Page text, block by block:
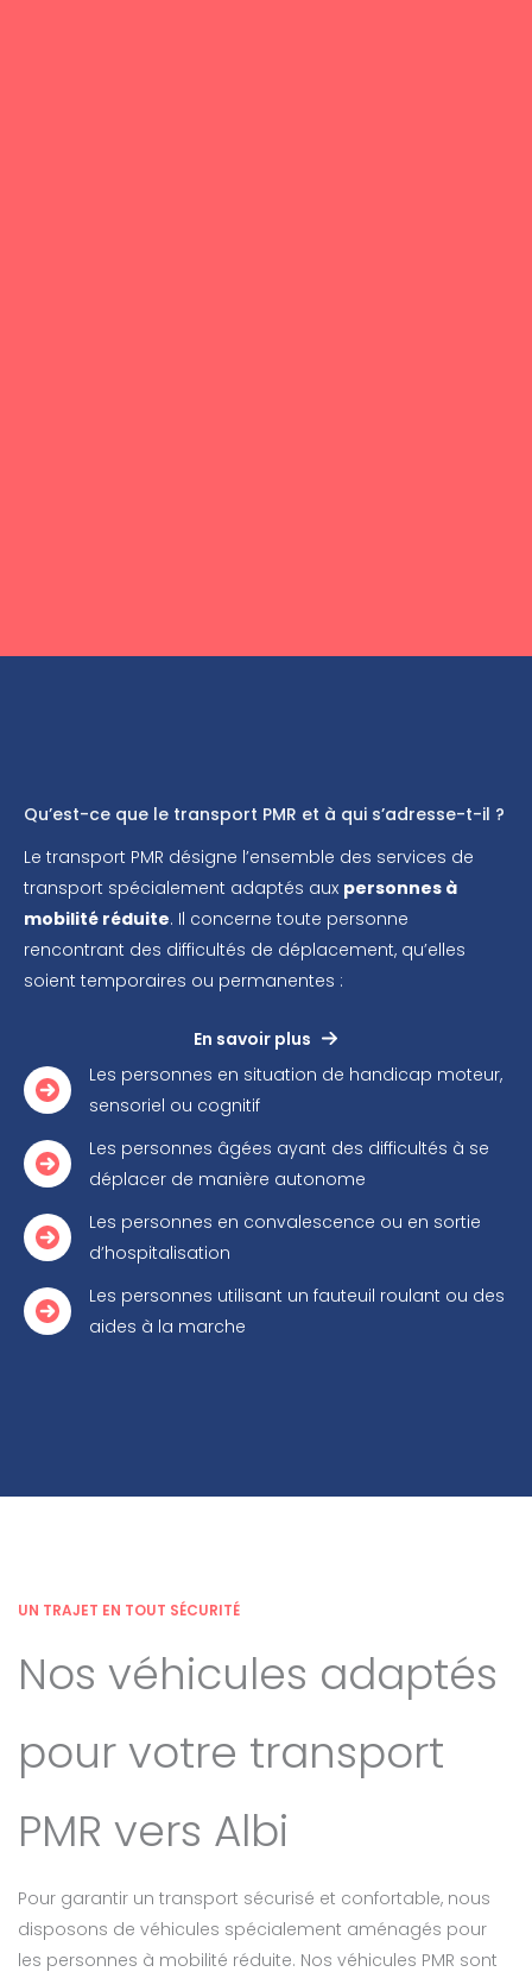
Qu’est-ce que le transport PMR et à qui s’adresse-t-il ?
Le transport PMR désigne l’ensemble des services de
transport spécialement adaptés aux personnes à
mobilité réduite. Il concerne toute personne
rencontrant des difficultés de déplacement, qu’elles
soient temporaires ou permanentes :
En savoir plus
Les personnes en situation de handicap moteur,
sensoriel ou cognitif
Les personnes âgées ayant des difficultés à se
déplacer de manière autonome
Les personnes en convalescence ou en sortie
d’hospitalisation
Les personnes utilisant un fauteuil roulant ou des
aides à la marche
UN TRAJET EN TOUT SÉCURITÉ
Nos véhicules adaptés
pour votre transport
PMR vers Albi
Pour garantir un transport sécurisé et confortable, nous
disposons de véhicules spécialement aménagés pour
les personnes à mobilité réduite. Nos véhicules PMR sont